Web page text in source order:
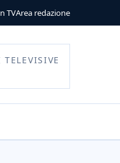
TVArea redazione